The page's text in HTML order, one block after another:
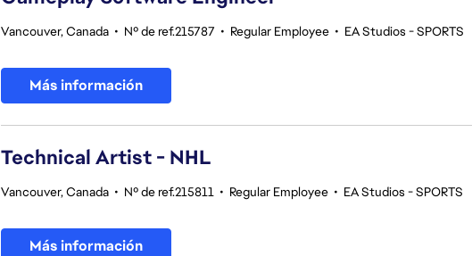
Vancouver, Canada • Nº de ref.215787 • Regular Employee • EA Studios - SPORTS
Más información
Technical Artist - NHL
Vancouver, Canada • Nº de ref.215811 • Regular Employee • EA Studios - SPORTS
Más información